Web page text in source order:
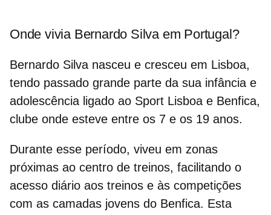
Onde vivia Bernardo Silva em Portugal?
Bernardo Silva nasceu e cresceu em Lisboa,
tendo passado grande parte da sua infância e
adolescência ligado ao Sport Lisboa e Benfica,
clube onde esteve entre os 7 e os 19 anos.
Durante esse período, viveu em zonas
próximas ao centro de treinos, facilitando o
acesso diário aos treinos e às competições
com as camadas jovens do Benfica. Esta